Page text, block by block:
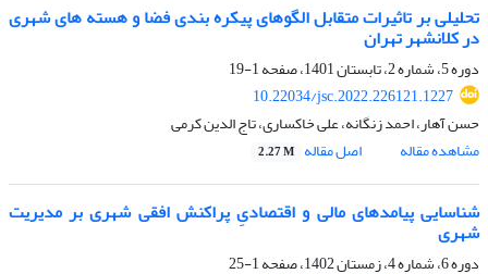
تحلیلی بر تاثیرات متقابل الگوهای پیکره بندی فضا و هسته های شهری
در کلانشهر تهران
دوره 5، شماره 2، تابستان 1401، صفحه
1-19
10.22034/jsc.2022.226121.1227
حسن آهار، احمد زنگانه، علی خاکساری، تاج الدین کرمی
مشاهده مقاله
اصل مقاله 2.27 M
شناسایی پیامدهای مالی و اقتصادیِ پراکنش افقی شهری بر مدیریت
شهری
دوره 6، شماره 4، زمستان 1402، صفحه
1-25